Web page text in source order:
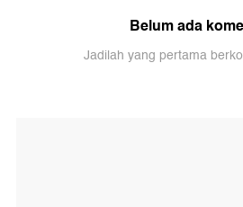
Belum ada
Jadilah yang pertama